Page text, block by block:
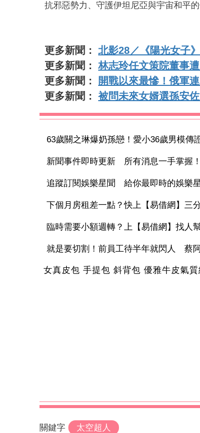
抗邪惡勢力、守護伊坦尼亞與宇宙和平
更多新聞： 北影28／《陽光女子
更多新聞：林志玲任文策院董事
更多新聞：
開戰以來最慘！俄軍
更多新聞：被問未來女婿選孫安
63歲關之琳爆奶孫戀！愛小36歲男模傳
新聞事件即時更新 所有消息一手掌握！
追蹤訂閱娛樂星聞 給你最即時的娛樂
下個月房租差一點？快上【易借網】三
臨時需要小額週轉？上【易借網】找人
就是要切割！前員工待半年就閃人 蔡
女真皮包 手提包 斜背包 優雅牛皮氣
關鍵字 太空超人